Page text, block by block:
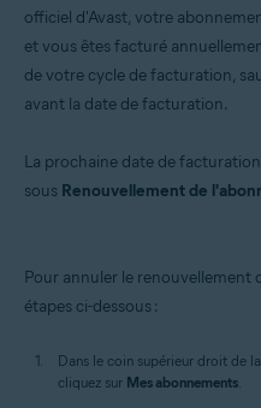
officiel d'Avast, votre
et vous êtes facturé
de votre cycle de facturation,
avant la date de facturation.
La prochaine date de
sous Renouvellement de
Pour annuler le renouvellement
étapes ci-dessous :
Dans le coin supérieur droit de
cliquez sur Mes abonnements.